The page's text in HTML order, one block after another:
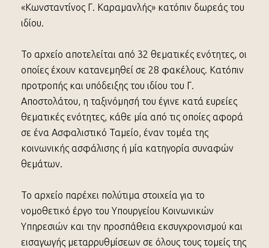
«Κωνσταντίνος Γ. Καραμανλής» κατόπιν δωρεάς του
ιδίου.
Το αρχείο αποτελείται από 32 θεματικές ενότητες, οι
οποίες έχουν κατανεμηθεί σε 28 φακέλους. Κατόπιν
προτροπής και υπόδειξης του ιδίου του Γ.
Αποστολάτου, η ταξινόμησή του έγινε κατά ευρείες
θεματικές ενότητες, κάθε μία από τις οποίες αφορά
σε ένα Ασφαλιστικό Ταμείο, έναν τομέα της
κοινωνικής ασφάλισης ή μία κατηγορία συναφών
θεμάτων.
Το αρχείο παρέχει πολύτιμα στοιχεία για το
νομοθετικό έργο του Υπουργείου Κοινωνικών
Υπηρεσιών και την προσπάθεια εκσυγχρονισμού και
εισαγωγής μεταρρυθμίσεων σε όλους τους τομείς της